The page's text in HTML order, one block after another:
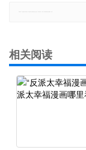
相关阅读